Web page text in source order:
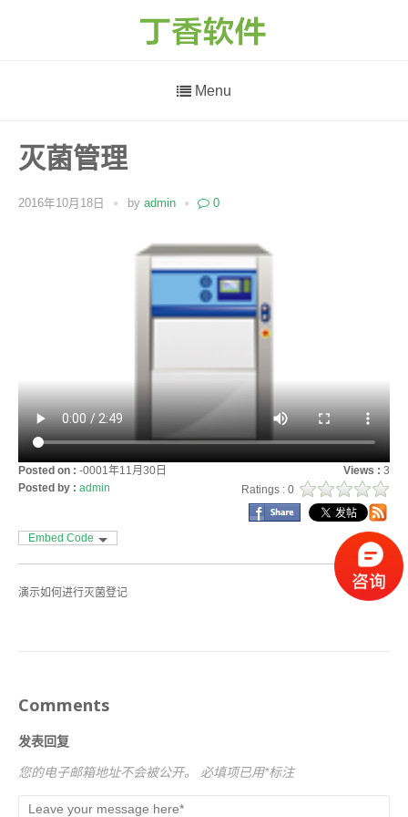
Menu
灭菌管理
2016年10月18日 by admin 0
Posted on : -0001年11月30日 Views : 3
Posted by : admin Ratings : 0
Embed Code
演示如何进行灭菌登记
Comments
发表回复
您的电子邮箱地址不会被公开。 必填项已用*标注